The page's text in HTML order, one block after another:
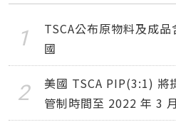
TSCA公布原物料及成
國
美國 TSCA PIP(3:1) 將
管制時間至 2022 年 3